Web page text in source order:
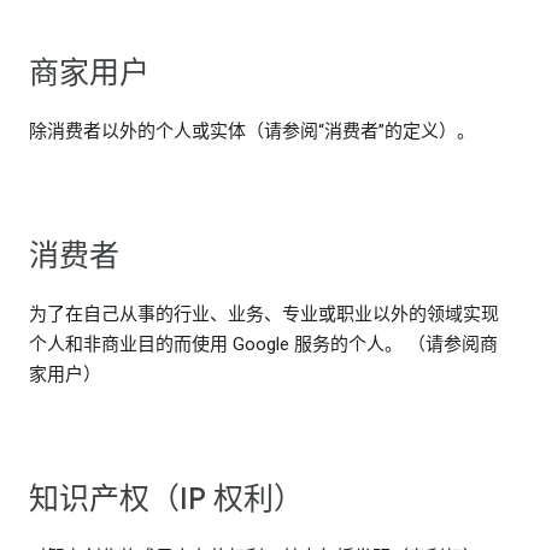
商家用户
除消费者以外的个人或实体（请参阅“消费者”的定义）。
消费者
为了在自己从事的行业、业务、专业或职业以外的领域实现
个人和非商业目的而使用 Google 服务的个人。 （请参阅商
家用户）
知识产权（IP 权利）